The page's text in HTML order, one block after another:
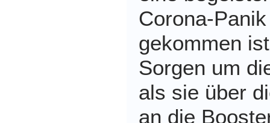
Corona-
gekommen
Sorgen um
als sie über
an die